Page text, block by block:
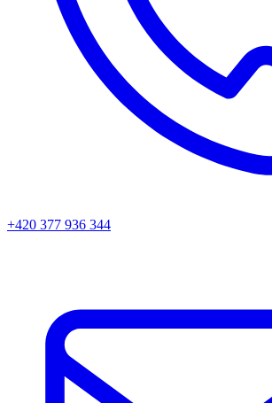
+420 377 936 344